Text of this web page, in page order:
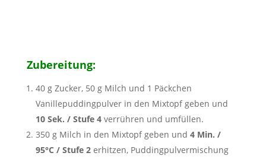
Zubereitung:
40 g Zucker, 50 g Milch und 1 Päckchen
Vanillepuddingpulver in den Mixtopf geben und
10 Sek. / Stufe 4 verrühren und umfüllen.
350 g Milch in den Mixtopf geben und4 Min. /
95°C / Stufe 2 erhitzen, Puddingpulvermischung